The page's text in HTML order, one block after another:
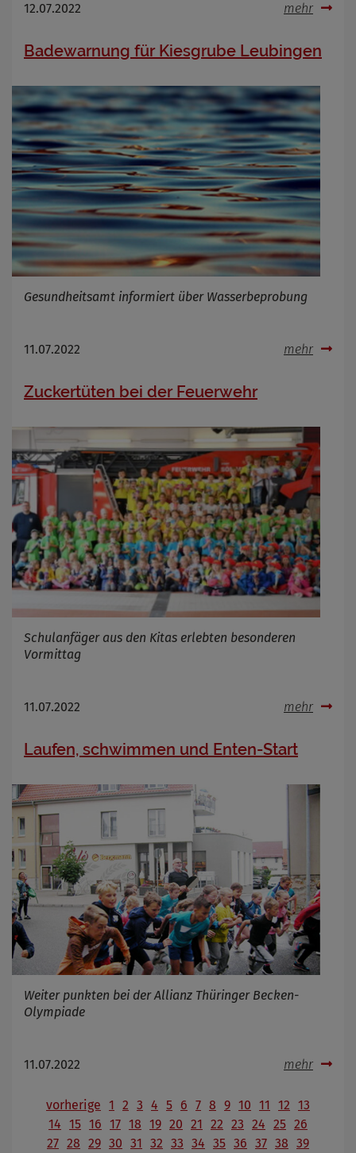
12.07.2022 mehr
Badewarnung für Kiesgrube Leubingen
Gesundheitsamt informiert über Wasserbeprobung
11.07.2022 mehr
Zuckertüten bei der Feuerwehr
Schulanfäger aus den Kitas erlebten besonderen
Vormittag
11.07.2022 mehr
Laufen, schwimmen und Enten-Start
Weiter punkten bei der Allianz Thüringer Becken-
Olympiade
11.07.2022 mehr
vorherige 1 2 3 4 5 6 7 8 9 10 11 12 13
14 15 16 17 18 19 20 21 22 23 24 25 26
27 28 29 30 31 32 33 34 35 36 37 38 39